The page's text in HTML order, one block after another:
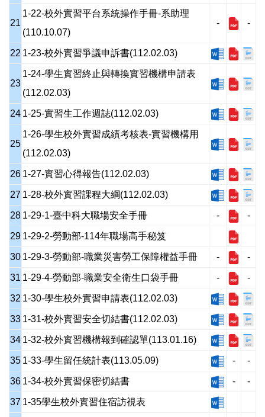
21
1-22-校外實習平台系統操作手冊-系助理
(110.10.07)
- -
22 1-23-校外實習爭議申訴書(112.02.03)
23
1-24-學生實習終止與轉換實習機構申請表
(112.02.03)
24 1-25-實習生工作週誌(112.02.03)
25
1-26-學生校外實習成績考核表-實習機構用
(112.02.03)
26 1-27-實習心得報告(112.02.03)
27 1-28-校外實習課程大綱(112.02.03)
28 1-29-1-臺中科大職場安全手冊 - -
29 1-29-2-勞動部-114年職場高手秘笈
30 1-29-3-勞動部-職業災害勞工保障權益手冊 - -
31 1-29-4-勞動部-職業安全衛生口袋手冊 - -
32 1-30-學生校外實習申請表(112.02.03)
33 1-31-校外實習安全切結書(112.02.03)
34 1-32-校外實習機構報到確認單(113.01.16)
35 1-33-學生留任統計表(113.05.09) - -
36 1-34-校外實習保密切結書 - -
37 1-35學生校外實習住宿訪視表